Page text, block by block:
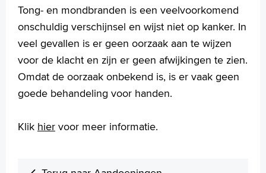
Huidtumoren
Ménière
Middenoorontsteking
Mondgeur/ halithose
Neusbijholte ontsteking
Neuspoliepen
Plotseling gehoorverlies
Tong- en mondbranden is een veelvoorkomend
onschuldig verschijnsel en wijst niet op kanker. In
veel gevallen is er geen oorzaak aan te wijzen
voor de klacht en zijn er geen afwijkingen te zien.
Omdat de oorzaak onbekend is, is er vaak geen
goede behandeling voor handen.
Klik hier voor meer informatie.